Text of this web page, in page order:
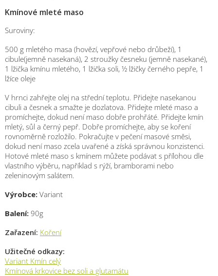
Kmínové mleté maso
Suroviny:
500 g mletého masa (hovězí, vepřové nebo drůbeží), 1
cibule(jemně nasekaná), 2 stroužky česneku (jemně nasekané),
1 lžička kmínu mletého, 1 lžička soli, ½ lžičky černého pepře, 1
lžíce oleje
V hrnci zahřejte olej na střední teplotu. Přidejte nasekanou
cibuli a česnek a smažte je dozlatova. Přidejte mleté maso a
promíchejte, dokud není maso dobře prohřáté. Přidejte kmín
mletý, sůl a černý pepř. Dobře promíchejte, aby se koření
rovnoměrně rozložilo. Pokračujte v pečení masové směsi,
dokud není maso zcela uvařené a získá správnou konzistenci.
Hotové mleté maso s kmínem můžete podávat s přílohou dle
vlastního výběru, například s rýží, bramborami nebo
zeleninovým salátem.
Výrobce: Variant
Balení: 90g
Zařazení: Koření
Užitečné odkazy:
Variant Kmín celý
Kmínová krkovice bez soli a glutamátu